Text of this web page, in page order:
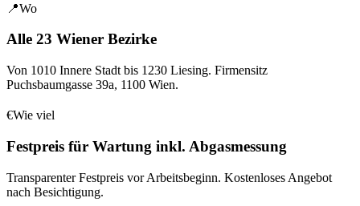
📍Wo
Alle 23 Wiener Bezirke
Von 1010 Innere Stadt bis 1230 Liesing. Firmensitz
Puchsbaumgasse 39a, 1100 Wien.
€Wie viel
Festpreis für Wartung inkl. Abgasmessung
Transparenter Festpreis vor Arbeitsbeginn. Kostenloses Angebot
nach Besichtigung.